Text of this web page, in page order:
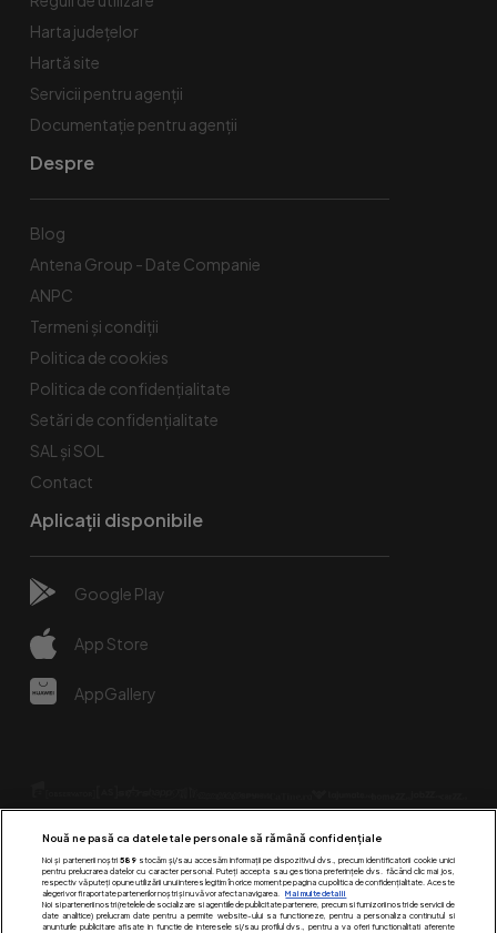
Harta județelor
Hartă site
Servicii pentru agenții
Documentație pentru agenții
Despre
Blog
Antena Group - Date Companie
ANPC
Termeni și condiții
Politica de cookies
Politica de confidențialitate
Setări de confidențialitate
SAL și SOL
Contact
Aplicații disponibile
Google Play
App Store
AppGallery
Urmărește-ne pe:
Nouă ne pasă ca datele tale personale să rămână confidențiale
Noi și partenerii noștri 589stocăm și/sau accesăm informații pe dispozitivul dvs., precum identificatorii cookie unici
pentru prelucrarea datelor cu caracter personal. Puteți accepta sau gestiona preferințele dvs. făcând clic mai jos,
respectiv vă puteți opune utilizării unui interes legitim în orice moment pe pagina cu politica de confidențialitate. Aceste
alegeri vor fi raportate partenerilor noștri și nu vă vor afecta navigarea.
Mai multe detalii
Noi si partenerii nostri (retelele de socializare si agentiile de publicitate partenere, precum si furnizorii nostri de servicii de
date analitice) prelucram date pentru a permite website-ului sa functioneze, pentru a personaliza continutul si
anunturile publicitare afisate in functie de interesele si/sau profilul dvs., pentru a va oferi functionalitati aferente